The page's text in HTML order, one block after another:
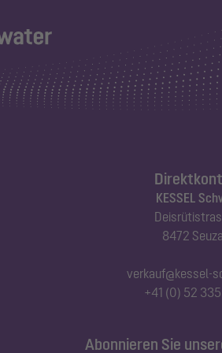
KESSEL
8472
verkauf@kessel-
+41 (0) 52
Abonnieren Sie